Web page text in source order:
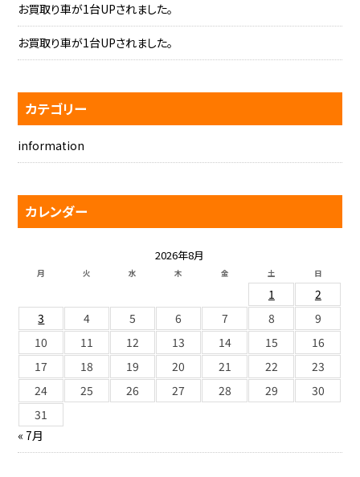
お買取り車が1台UPされました。
お買取り車が1台UPされました。
カテゴリー
information
カレンダー
2026年8月
月 火 水 木 金 土 日
1
2
3
4 5 6 7 8
9
10
11 12 13 14 15
16
17
18 19 20 21 22
23
24
25 26 27 28 29
30
31
« 7月